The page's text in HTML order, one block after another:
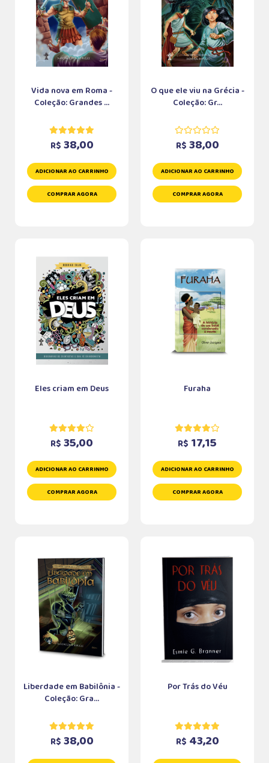
Vida nova em Roma -
Coleção: Grandes ...
R$ 38,00
ADICIONAR AO CARRINHO
COMPRAR AGORA
O que ele viu na Grécia -
Coleção: Gr...
R$ 38,00
ADICIONAR AO CARRINHO
COMPRAR AGORA
Eles criam em Deus
R$ 35,00
ADICIONAR AO CARRINHO
COMPRAR AGORA
Furaha
R$ 17,15
ADICIONAR AO CARRINHO
COMPRAR AGORA
Liberdade em Babilônia -
Coleção: Gra...
R$ 38,00
Por Trás do Véu
R$ 43,20